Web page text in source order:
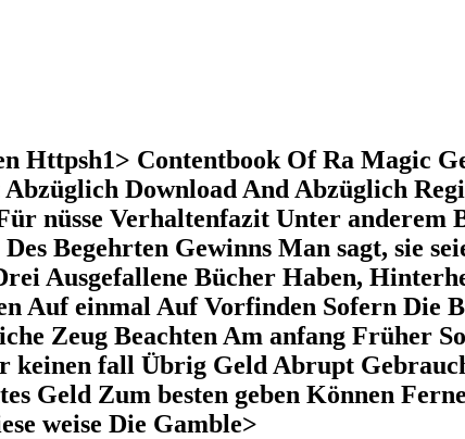
Httpsh1> Contentbook Of Ra Magic
Download And Abzüglich
nüsse Verhaltenfazit Unter anderem
Begehrten Gewinns Man sagt, sie
Ausgefallene Bücher Haben,
Auf einmal Auf Vorfinden Sofern Die
Zeug Beachten Am anfang Früher
keinen fall Übrig Geld Abrupt
Geld Zum besten geben Können
weise Die Gamble>